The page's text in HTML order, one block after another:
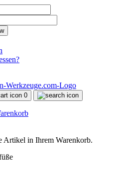
0
Artikel in Ihrem Warenkorb.